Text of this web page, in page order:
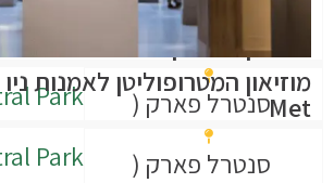
מוזיאון סולומון ר. גוגנהיים – Guggenheim
סנטרל פארק (
Park)
Met
סנטרל פארק (
Park)